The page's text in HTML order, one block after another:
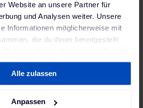
Website an unsere Partner für
und Analysen weiter. Unsere
Informationen möglicherweise mit
die du ihnen bereitgestellt
Informationen findest du in
und unserem
Alle zulassen
Anpassen